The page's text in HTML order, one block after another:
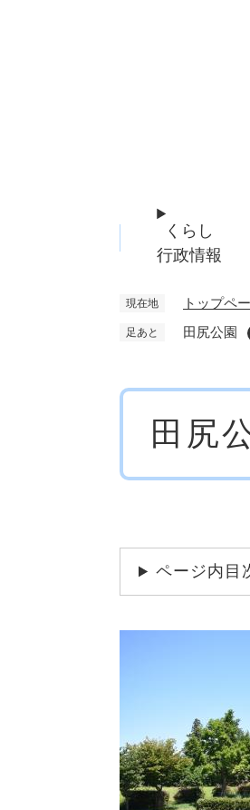
くらし
行政情報
現在地 トップペ
足あと 田尻公園
田尻
ページ内目